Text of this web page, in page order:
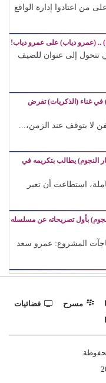
من اعتادوا إدارة الواقع
.. (عمرو دياب) على عمرو دياب!
تتحول إلى عنوان للصيف
غناء (الذكريات) تفرض
لا يتوقف عند الزمن،...
النجوم) يطالب بتكريمه في
استطاعت أن تعبر
بأول تصريحاته عن مسلسله
المشروع: عمرو سعد
مسرح
فضائيات